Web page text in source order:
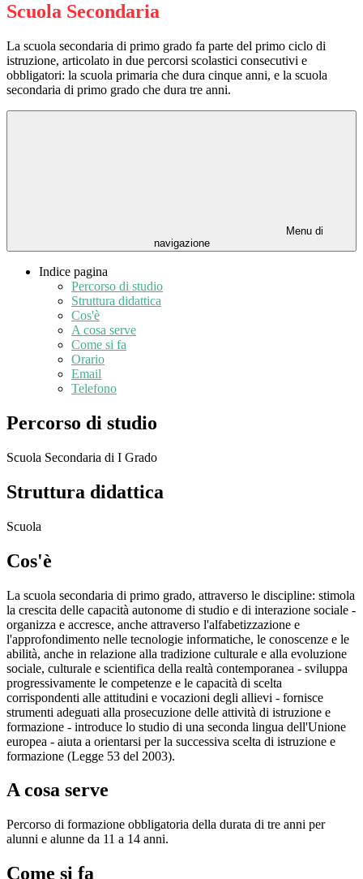
Scuola Secondaria
La scuola secondaria di primo grado fa parte del primo ciclo di
istruzione, articolato in due percorsi scolastici consecutivi e
obbligatori: la scuola primaria che dura cinque anni, e la scuola
secondaria di primo grado che dura tre anni.
Menu di
navigazione
Indice pagina
Percorso di studio
Struttura didattica
Cos'è
A cosa serve
Come si fa
Orario
Email
Telefono
Percorso di studio
Scuola Secondaria di I Grado
Struttura didattica
Scuola
Cos'è
La scuola secondaria di primo grado, attraverso le discipline: stimola
la crescita delle capacità autonome di studio e di interazione sociale -
organizza e accresce, anche attraverso l'alfabetizzazione e
l'approfondimento nelle tecnologie informatiche, le conoscenze e le
abilità, anche in relazione alla tradizione culturale e alla evoluzione
sociale, culturale e scientifica della realtà contemporanea - sviluppa
progressivamente le competenze e le capacità di scelta
corrispondenti alle attitudini e vocazioni degli allievi - fornisce
strumenti adeguati alla prosecuzione delle attività di istruzione e
formazione - introduce lo studio di una seconda lingua dell'Unione
europea - aiuta a orientarsi per la successiva scelta di istruzione e
formazione (Legge 53 del 2003).
A cosa serve
Percorso di formazione obbligatoria della durata di tre anni per
alunni e alunne da 11 a 14 anni.
Come si fa